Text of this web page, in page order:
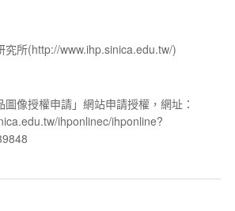
究所(http://www.ihp.sinica.edu.tw/)
像授權申請」網站申請授權，網址：
ihponlinec/ihponline?